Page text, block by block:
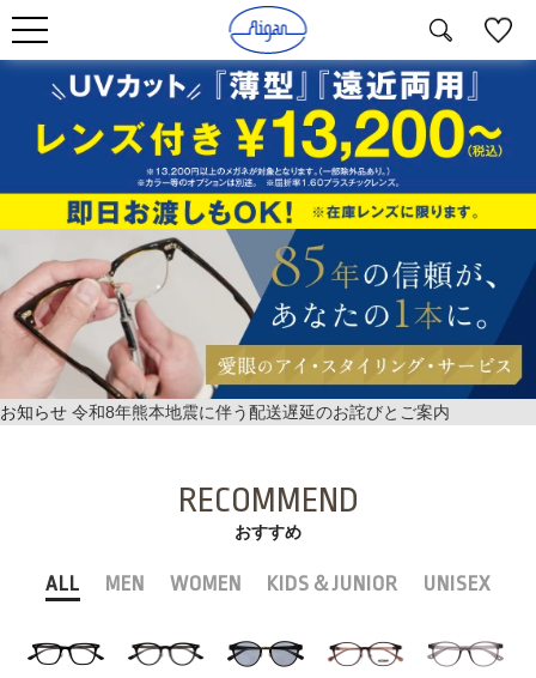
お知らせ 令和8年熊本地震に伴う配送遅延のお詫びとご案内
RECOMMEND
おすすめ
ALL MEN WOMEN KIDS＆JUNIOR UNISEX